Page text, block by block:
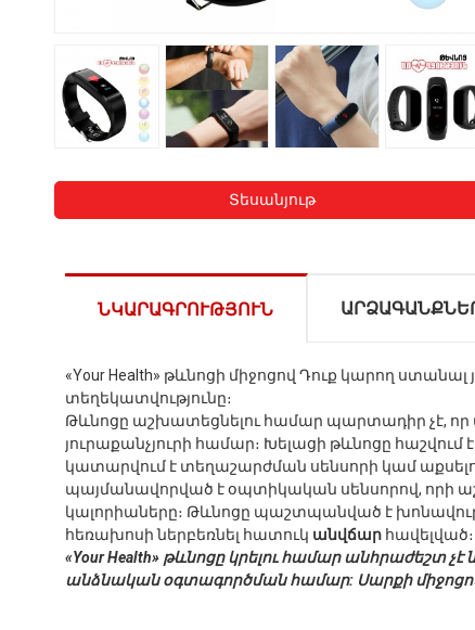
Տեսանյութ
ՆԿԱՐԱԳՐՈՒԹՅՈՒՆ
«Your Health» թևնոցի միջոցով Դուք կարող
տեղեկատվությունը։
Թևնոցը աշխատեցնելու համար պարտադիր չէ, որ
յուրաքանչյուրի համար։ Խելացի թևնոցը
կատարվում է տեղաշարժման սենսորի կամ
պայմանավորված է օպտիկական սենսորով, որի
կալորիաները։ Թևնոցը պաշտպանված է
հեռախոսի ներբեռնել հատուկ անվճար հավելված։
«Your Health» թևնոցը կրելու համար
անձնական օգտագործման համար: Սարքի